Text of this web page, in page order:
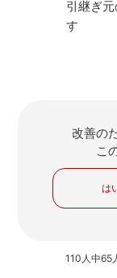
引継ぎ
す
改善の
こ
は
110人中65